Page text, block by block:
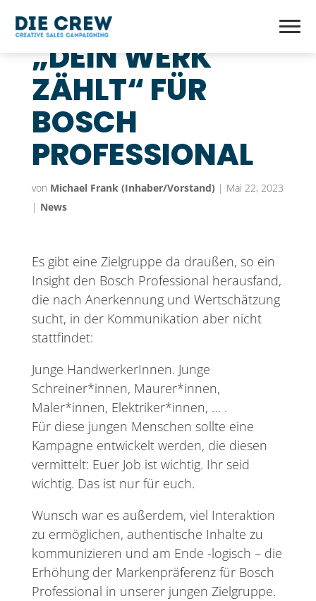
„DEIN WERK
ZÄHLT“ FÜR
BOSCH
PROFESSIONAL
von Michael Frank (Inhaber/Vorstand) | Mai 22, 2023
| News
Es gibt eine Zielgruppe da draußen, so ein
Insight den Bosch Professional herausfand,
die nach Anerkennung und Wertschätzung
sucht, in der Kommunikation aber nicht
stattfindet:
Junge HandwerkerInnen. Junge
Schreiner*innen, Maurer*innen,
Maler*innen, Elektriker*innen, … .
Für diese jungen Menschen sollte eine
Kampagne entwickelt werden, die diesen
vermittelt: Euer Job ist wichtig. Ihr seid
wichtig. Das ist nur für euch.
Wunsch war es außerdem, viel Interaktion
zu ermöglichen, authentische Inhalte zu
kommunizieren und am Ende -logisch – die
Erhöhung der Markenpräferenz für Bosch
Professional in unserer jungen Zielgruppe.